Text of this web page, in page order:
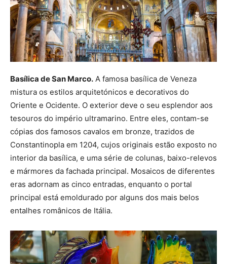
Basílica de San Marco. A famosa basílica de Veneza
mistura os estilos arquitetónicos e decorativos do
Oriente e Ocidente. O exterior deve o seu esplendor aos
tesouros do império ultramarino. Entre eles, contam-se
cópias dos famosos cavalos em bronze, trazidos de
Constantinopla em 1204, cujos originais estão exposto no
interior da basílica, e uma série de colunas, baixo-relevos
e mármores da fachada principal. Mosaicos de diferentes
eras adornam as cinco entradas, enquanto o portal
principal está emoldurado por alguns dos mais belos
entalhes românicos de Itália.